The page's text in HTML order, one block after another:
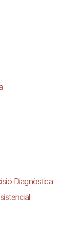
Diagnòstica